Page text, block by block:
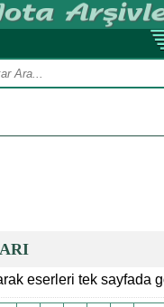
eserleri tek sayfada